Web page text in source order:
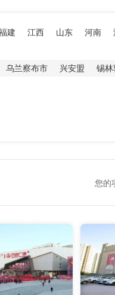
建 江西 山东 河南
乌兰察布市 兴安盟 锡林
您的